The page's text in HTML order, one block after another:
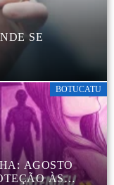
SE
BOTUCATU
AGOSTO
ÀS